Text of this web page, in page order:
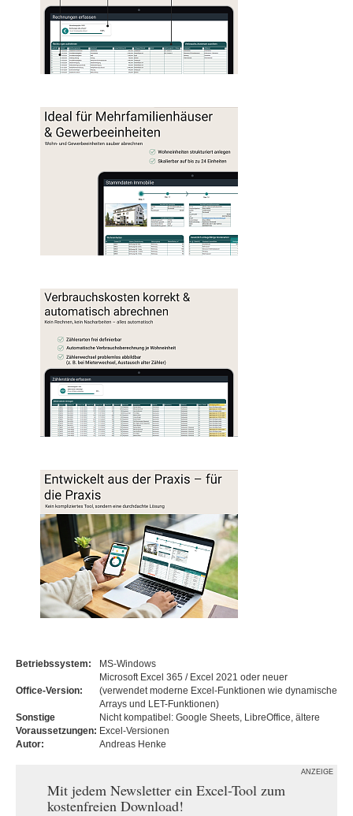
Betriebssystem: MS-Windows
Office-Version:
Microsoft Excel 365 / Excel 2021 oder neuer
(verwendet moderne Excel-Funktionen wie dynamische
Arrays und LET-Funktionen)
Sonstige
Voraussetzungen:
Nicht kompatibel: Google Sheets, LibreOffice, ältere
Excel-Versionen
Autor:
Andreas Henke
ANZEIGE
Mit jedem Newsletter ein Excel-Tool zum
kostenfreien Download!